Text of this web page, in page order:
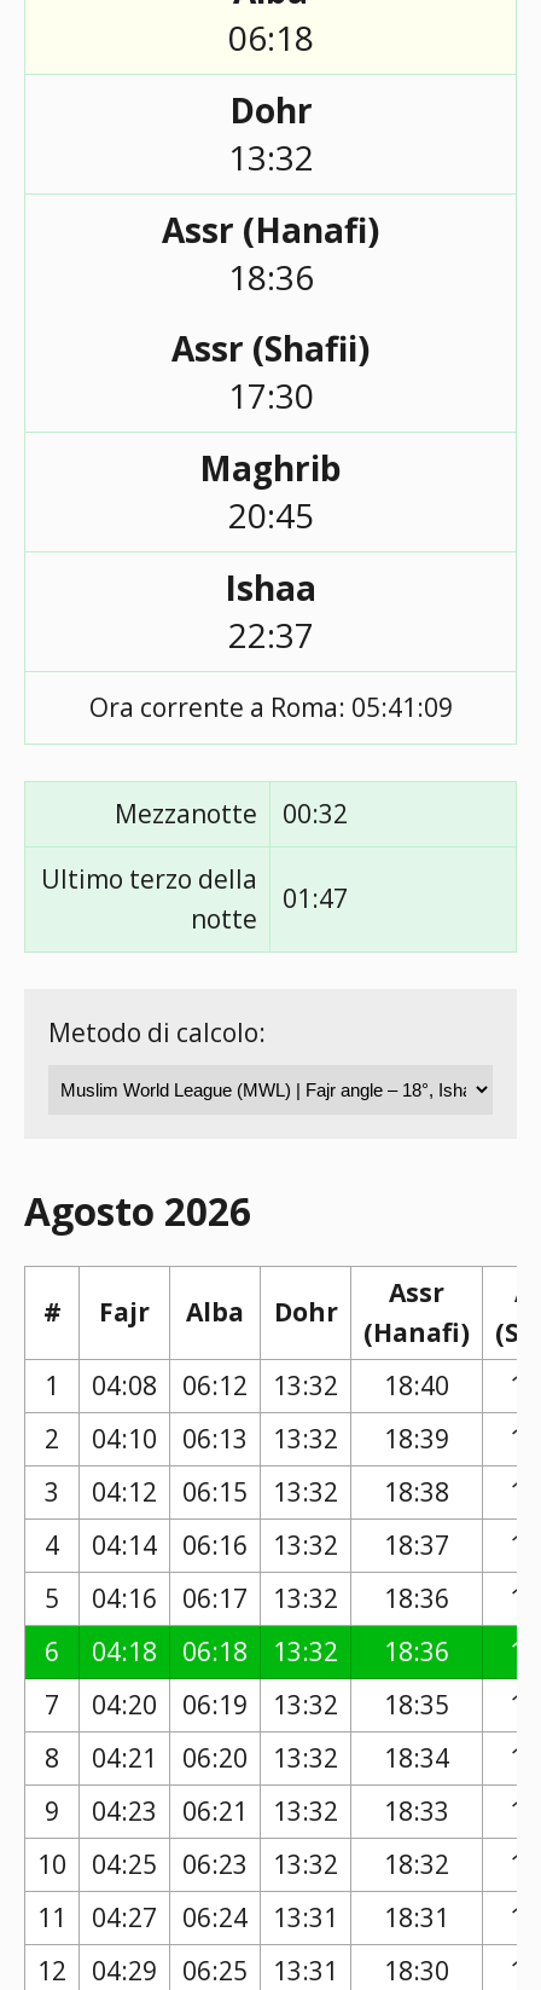
06:18
Dohr
13:32
Assr (Hanafi)
18:36
Assr (Shafii)
17:30
Maghrib
20:45
Ishaa
22:37
Ora corrente a Roma: 05:41:09
Mezzanotte
00:32
Ultimo terzo della
notte
01:47
Metodo di calcolo:
Agosto 2026
# Fajr Alba Dohr
Assr
(Hanafi)
1
04:08 06:12 13:32 18:40
2
04:10 06:13 13:32 18:39
3
04:12 06:15 13:32 18:38
4
04:14 06:16 13:32 18:37
5
04:16 06:17 13:32 18:36
6
04:18 06:18 13:32 18:36
7
04:20 06:19 13:32 18:35
8
04:21 06:20 13:32 18:34
9
04:23 06:21 13:32 18:33
10
04:25 06:23 13:32 18:32
11
04:27 06:24 13:31 18:31
12
04:29 06:25 13:31 18:30